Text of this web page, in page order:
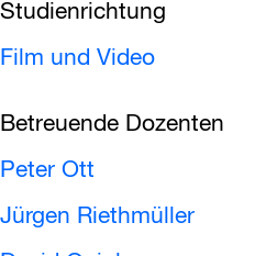
Studienrichtung
Film und Video
Betreuende Dozenten
Peter Ott
Jürgen Riethmüller